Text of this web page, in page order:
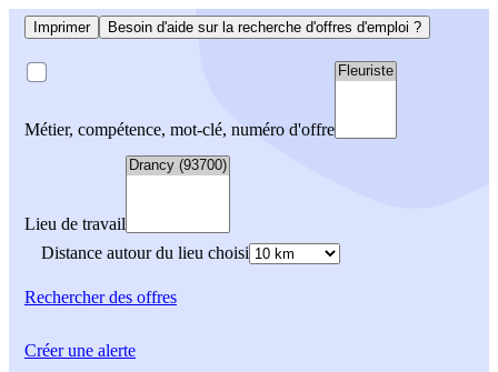
Imprimer Besoin d'aide sur la recherche d'offres d'emploi ?
Métier, compétence, mot-clé, numéro d'offre
Lieu de travail
Distance autour du lieu choisi
Rechercherdes offres
Créer une alerte